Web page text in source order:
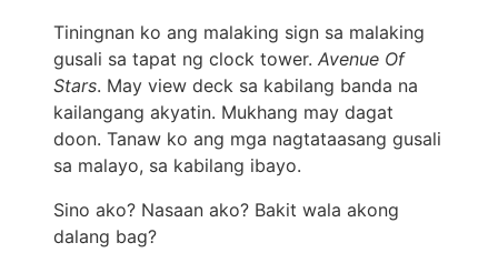
Tiningnan ko ang malaking sign sa malaking
gusali sa tapat ng clock tower. Avenue Of
Stars. May view deck sa kabilang banda na
kailangang akyatin. Mukhang may dagat
doon. Tanaw ko ang mga nagtataasang gusali
sa malayo, sa kabilang ibayo.
Sino ako? Nasaan ako? Bakit wala akong
dalang bag?